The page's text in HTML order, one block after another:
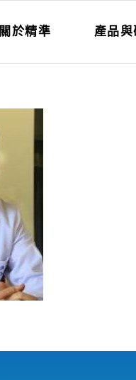
關於精準 產品